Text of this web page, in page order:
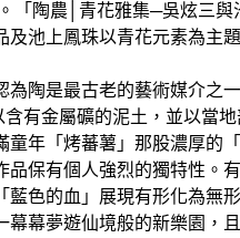
「陶農│青花雅集─吳炫三
及池上鳳珠以青花元素為主
為陶是最古老的藝術媒介之
有金屬礦的泥土，並以當
童年「烤蕃薯」那股濃厚的
品保有個人強烈的獨特性。
藍色的血」展現有形化為無
幕幕夢遊仙境般的新樂園，